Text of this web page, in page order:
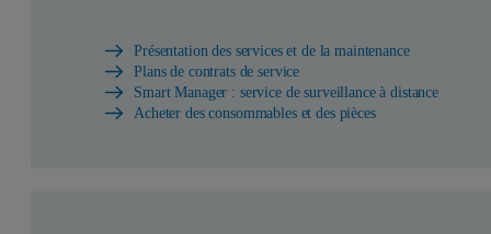
Présentation des services et de la maintenance
Plans de contrats de service
Smart Manager : service de surveillance à distance
Acheter des consommables et des pièces